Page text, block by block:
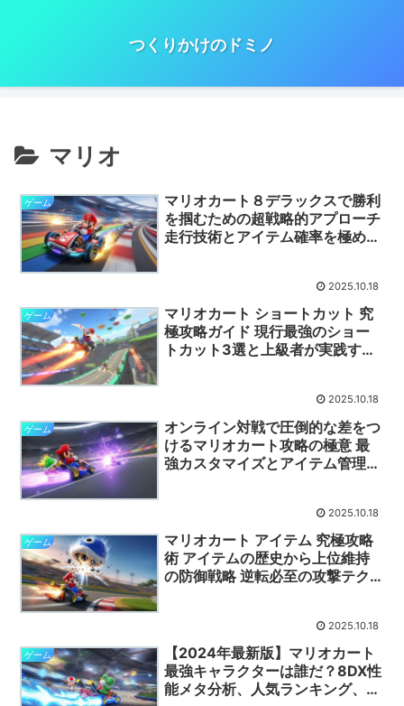
つくりかけのドミノ
マリオ
ゲーム
マリオカート８デラックスで勝利
を掴むための超戦略的アプローチ
走行技術とアイテム確率を極める
2025.10.18
ゲーム
マリオカート ショートカット 究
極攻略ガイド 現行最強のショー
トカット3選と上級者が実践する
2025.10.18
ゲーム
オンライン対戦で圧倒的な差をつ
けるマリオカート攻略の極意 最
強カスタマイズとアイテム管理の
2025.10.18
ゲーム
マリオカート アイテム 究極攻略
術 アイテムの歴史から上位維持
の防御戦略 逆転必至の攻撃テク
2025.10.18
ゲーム
【2024年最新版】マリオカート
最強キャラクターは誰だ？8DX性
能メタ分析、人気ランキング、そ